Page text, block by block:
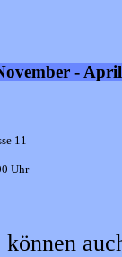
-
11
Uhr
können